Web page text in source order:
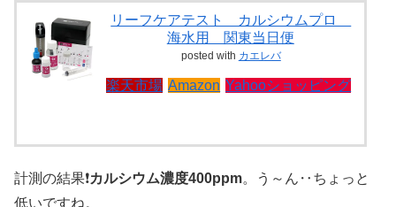
リーフケアテスト カルシウムプロ
海水用 関東当日便
posted with カエレバ
楽天市場 Amazon Yahooショッピング
計測の結果❗カルシウム濃度400ppm。う～ん‥ちょっと
低いですね。